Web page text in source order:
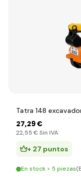
Tatra 148
27,29 €
22,55 € Sin IVA
+ 27 puntos
En stock > 5 piezas